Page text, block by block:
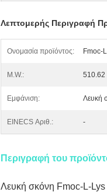
Λεπτομερής Περιγραφή
Ονομασία προϊόντος: Fmoc-
M.W.: 510.62
Εμφάνιση: Λευκή
EINECS Αριθ.: -
Περιγραφή του
Λευκή σκόνη Fmoc-L-